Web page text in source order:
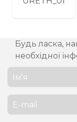
Будь ласка,
необхідної